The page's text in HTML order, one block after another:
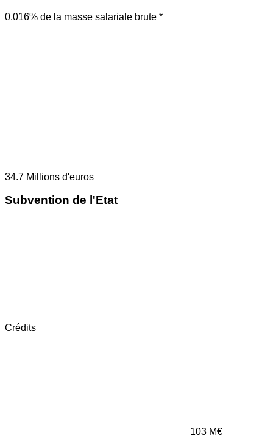
0,016% de la masse salariale brute *
34.7 Millions d'euros
Subvention de l'Etat
Crédits
103 M€